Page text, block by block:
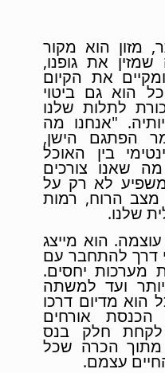
מזון הוא מקור
את גופנו,
את הקיום
הוא גם ביטוי
לתלות שלנו
"אנחנו מה
הפתגם הישן,
בין האוכל
מה שאנו צורכים
לא רק על
מצב הרוח, רמות
שלנו.
הוא מייצג
דרך להתחבר עם
מערכות יחסים.
ועד למשתה
הוא מדיום דרכו
אורחים
לקחת חלק בנס
מתוך הכרה שכל
עצמם.